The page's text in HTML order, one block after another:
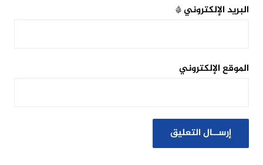
البريد الإلكتروني*
الموقع الإلكتروني